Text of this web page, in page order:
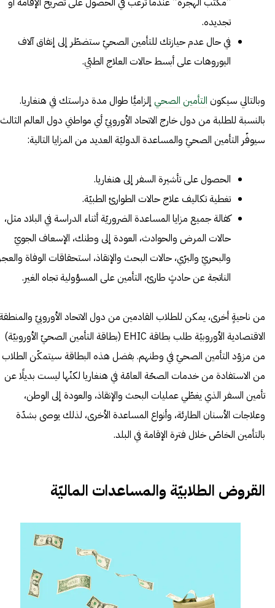
تجديده.
في حال عدم حيازتك للتأمين الصحيّ ستضطّر إلى إنفاق آلاف
اليوروهات على أبسط حالات العلاج الطبّي.
وبالتالي سيكون التأمين الصحي إلزاميًّا طوال مدة دراستك في هنغاريا.
بالنسبة للطلبة من دول خارج الاتحاد الأوروبيّ أي مواطني دول العالم الثالث
سيوفّر التأمين الصحيّ والمساعدة الدوليّة العديد من المزايا التالية:
الحصول على تأشيرة السفر إلى هنغاريا.
تغطية تكاليف علاج حالات الطوارئ الطبيّة.
كفالة جميع مزايا المساعدة الضروريّة أثناء الدراسة في البلاد مثل،
حالات المرض والحوادث، العودة إلى وطنك، الإسعاف الجويّ
والبحريّ والبرّي، حالات البحث والإنقاذ، استحقاقات الوفاة
الناتجة عن حادثٍ طارئ، التأمين على المسؤولية تجاه الغير.
من ناحيةٍ أخرى، يمكن للطلاب القادمين من دول الاتحاد الأوروبيّ
الاقتصادية الأوروبيّة طلب بطاقة EHIC (بطاقة التأمين الصحيّ الأوروبيّة)
من مزوّد التأمين الصحيّ في وطنهم. بفضل هذه البطاقة سيتمكّن الطلاب
من الاستفادة من خدمات الصحّة العامّة في هنغاريا لكنّها ليست بديلًا عن
تأمين السفر الذي يغطّي عمليات البحث والإنقاذ، والعودة إلى الوطن،
وعلاجات الأسنان الطارئة، وأنواع المساعدة الأخرى، لذلك يوصى بشدّة
بالتأمين الخاصّ خلال فترة الإقامة في البلد.
القروض الطلابيّة والمساعدات الماليّة